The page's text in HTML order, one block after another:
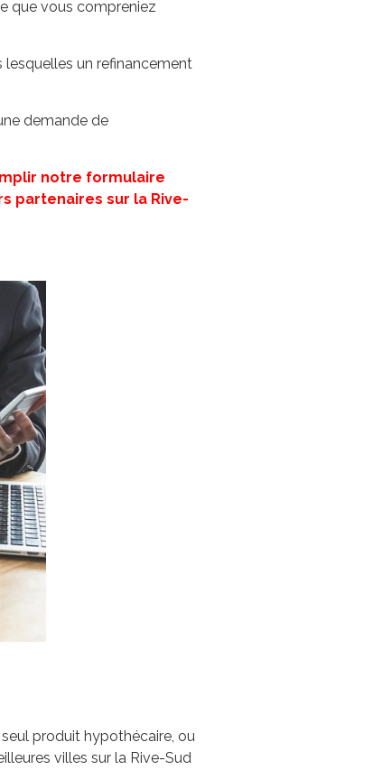
que vous compreniez
lesquelles un refinancement
demande de
notre formulaire
partenaires sur la Rive-
produit hypothécaire, ou
villes sur la Rive-Sud